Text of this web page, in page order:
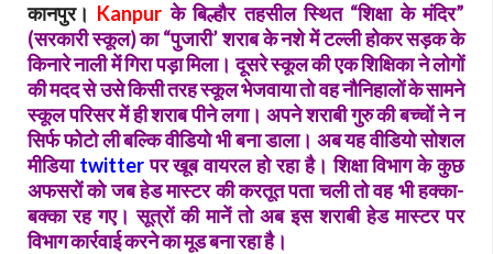
कानपुर। Kanpur के बिल्हौर तहसील स्थित “शिक्षा के मंदिर”
(सरकारी स्कूल) का “पुजारी’ शराब के नशे में टल्ली होकर सड़क के
किनारे नाली में गिरा पड़ा मिला। दूसरे स्कूल की एक शिक्षिका ने लोगों
की मदद से उसे किसी तरह स्कूल भेजवाया तो वह नौनिहालों के सामने
स्कूल परिसर में ही शराब पीने लगा। अपने शराबी गुरु की बच्चों ने न
सिर्फ फोटो ली बल्कि वीडियो भी बना डाला। अब यह वीडियो सोशल
मीडिया twitter पर खूब वायरल हो रहा है। शिक्षा विभाग के कुछ
अफसरों को जब हेड मास्टर की करतूत पता चली तो वह भी हक्का-
बक्का रह गए। सूत्रों की मानें तो अब इस शराबी हेड मास्टर पर
विभाग कार्रवाई करने का मूड बना रहा है।